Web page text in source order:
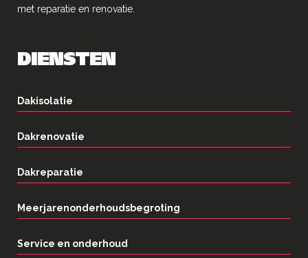
met reparatie en renovatie.
DIENSTEN
Dakisolatie
Dakrenovatie
Dakreparatie
Meerjarenonderhoudsbegroting
Service en onderhoud